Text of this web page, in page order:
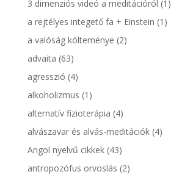
3 dimenziós videó a meditációról (1)
a rejtélyes integető fa + Einstein (1)
a valóság költeménye (2)
advaita (63)
agresszió (4)
alkoholizmus (1)
alternatív fizioterápia (4)
alvászavar és alvás-meditációk(4)
Angol nyelvű cikkek(43)
antropozófus orvoslás (2)